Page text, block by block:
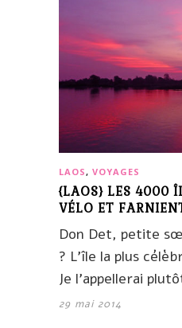
LAOS, VOYAGES
{LAOS} LES 4000
VÉLO ET
Don Det, petite
? L’île la plus
Je l’appellerai
29 mai 2014